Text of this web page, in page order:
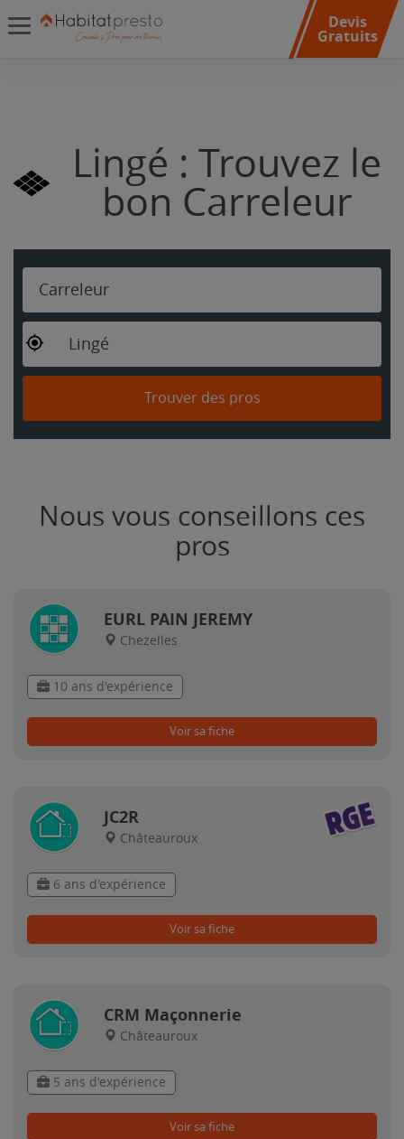
Devis
Gratuits
Lingé : Trouvez le
bon Carreleur
Carreleur
Lingé
Trouver des pros
Nous vous conseillons ces
pros
EURL PAIN JEREMY
Chezelles
10 ans d'expérience
Voir sa fiche
JC2R
Châteauroux
6 ans d'expérience
Voir sa fiche
CRM Maçonnerie
Châteauroux
5 ans d'expérience
Voir sa fiche